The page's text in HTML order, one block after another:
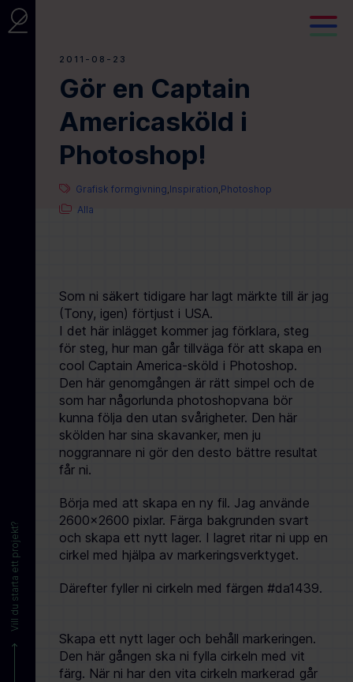
Vill du starta ett projekt?
2011-08-23
Gör en Captain
Americasköld i
Photoshop!
Grafisk formgivning Inspiration Photoshop
Alla
Som ni säkert tidigare har lagt märkte till är jag
(Tony, igen) förtjust i USA.
I det här inlägget kommer jag förklara, steg
för steg, hur man går tillväga för att skapa en
cool Captain America-sköld i Photoshop.
Den här genomgången är rätt simpel och de
som har någorlunda photoshopvana bör
kunna följa den utan svårigheter. Den här
skölden har sina skavanker, men ju
noggrannare ni gör den desto bättre resultat
får ni.
Börja med att skapa en ny fil. Jag använde
2600×2600 pixlar. Färga bakgrunden svart
och skapa ett nytt lager. I lagret ritar ni upp en
cirkel med hjälpa av markeringsverktyget.
Därefter fyller ni cirkeln med färgen #da1439.
Skapa ett nytt lager och behåll markeringen.
Den här gången ska ni fylla cirkeln med vit
färg. När ni har den vita cirkeln markerad går